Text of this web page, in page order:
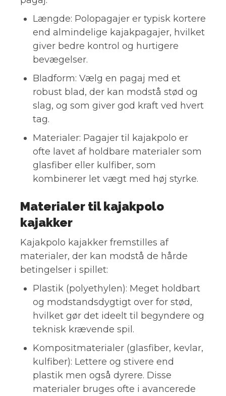
Længde: Polopagajer er typisk kortere
end almindelige kajakpagajer, hvilket
giver bedre kontrol og hurtigere
bevægelser.
Bladform: Vælg en pagaj med et
robust blad, der kan modstå stød og
slag, og som giver god kraft ved hvert
tag.
Materialer: Pagajer til kajakpolo er
ofte lavet af holdbare materialer som
glasfiber eller kulfiber, som
kombinerer let vægt med høj styrke.
Materialer til kajakpolo
kajakker
Kajakpolo kajakker fremstilles af
materialer, der kan modstå de hårde
betingelser i spillet:
Plastik (polyethylen): Meget holdbart
og modstandsdygtigt over for stød,
hvilket gør det ideelt til begyndere og
teknisk krævende spil.
Kompositmaterialer (glasfiber, kevlar,
kulfiber): Lettere og stivere end
plastik men også dyrere. Disse
materialer bruges ofte i avancerede